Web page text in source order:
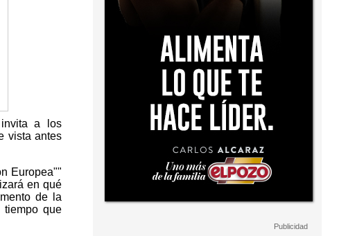
a los
vista antes
Europea""
en qué
de la
tiempo que